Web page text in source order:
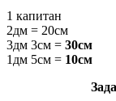
1 капитан
2дм = 20см
3дм 3см = 30см
1дм 5см = 10см